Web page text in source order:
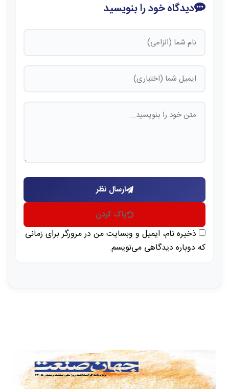
دیدگاه خود را بنویسید
ارسال نظر
پاک کردن
ذخیره نام، ایمیل و وبسایت من در مرورگر برای زمانی
که دوباره دیدگاهی می‌نویسم.